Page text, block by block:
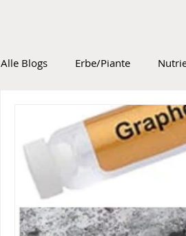
Alle Blogs Erbe/Piante
Guarisci naturalmente
Industria farmaceutica
Pelle, capelli, denti e igiene oral